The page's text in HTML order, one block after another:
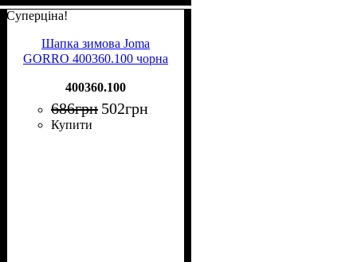
Суперціна!
Шапка зимова Joma
GORRO 400360.100 чорна
400360.100
686грн 502грн
Купити